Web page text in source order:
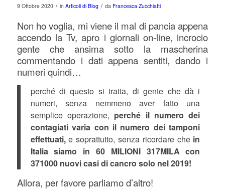
9 Ottobre 2020 / in Articoli di Blog / da Francesca Zucchiatti
Non ho voglia, mi viene il mal di pancia appena
accendo la Tv, apro i giornali on-line, incrocio
gente che ansima sotto la mascherina
commentando i dati appena sentiti, dando i
numeri quindi…
perché di questo si tratta, di gente che dà i
numeri, senza nemmeno aver fatto una
semplice operazione, perché il numero dei
contagiati varia con il numero dei tamponi
effettuati,e soprattutto, senza ricordare che in
Italia siamo in 60 MILIONI 317MILA con
371000 nuovi casi di cancro solo nel 2019!
Allora, per favore parliamo d’altro!